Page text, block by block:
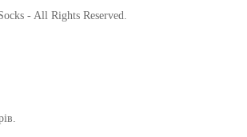
- All Rights Reserved.